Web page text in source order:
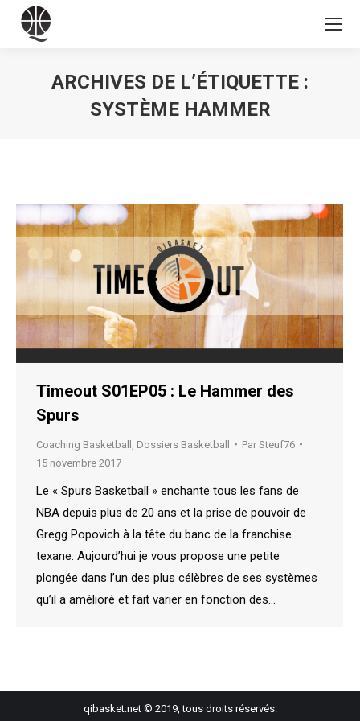
ARCHIVES DE L’ÉTIQUETTE :
SYSTÈME HAMMER
Timeout S01EP05 : Le Hammer des
Spurs
Coaching Basketball Dossiers Basketball Par Steuf76
15 novembre 2017
Le « Spurs Basketball » enchante tous les fans de
NBA depuis plus de 20 ans et la prise de pouvoir de
Gregg Popovich à la tête du banc de la franchise
texane. Aujourd’hui je vous propose une petite
plongée dans l’un des plus célèbres de ses systèmes
qu’il a amélioré et fait varier en fonction des…
qibasket.net © 2019, tous droits réservés.